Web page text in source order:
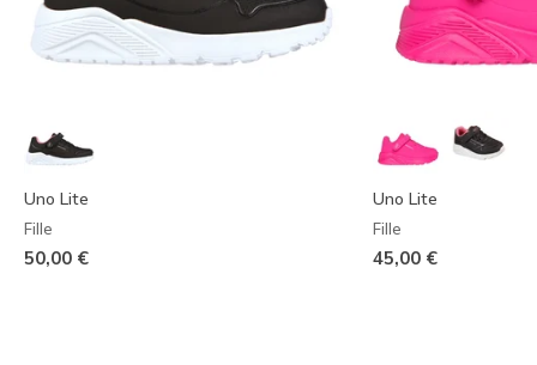
Uno Lite
Fille
50,00 €
Uno Lite
Fille
45,00 €